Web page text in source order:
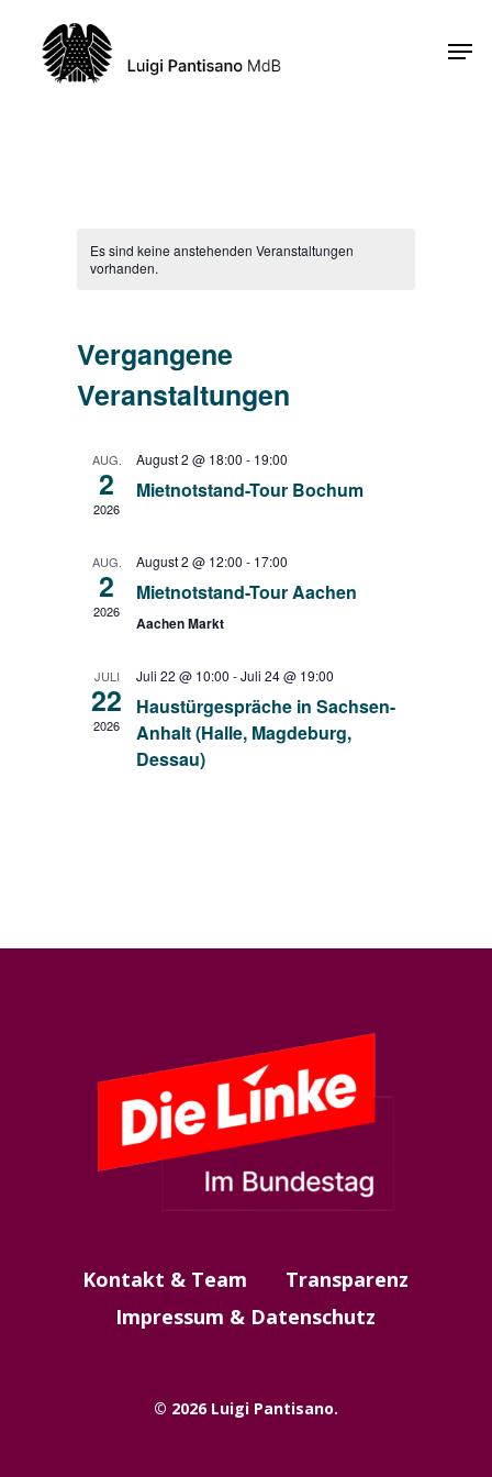
main
Es sind keine anstehenden Veranstaltungen
vorhanden.
Vergangene
Veranstaltungen
AUG.
2
2026
August 2 @ 18:00 - 19:00
Mietnotstand-Tour Bochum
AUG.
2
2026
August 2 @ 12:00 - 17:00
Mietnotstand-Tour Aachen
Aachen Markt
JULI
22
2026
Juli 22 @ 10:00 -Juli 24 @ 19:00
Haustürgespräche in Sachsen-
Anhalt (Halle, Magdeburg,
Dessau)
Kontakt & Team
Transparenz
Impressum & Datenschutz
© 2026 Luigi Pantisano.
Close